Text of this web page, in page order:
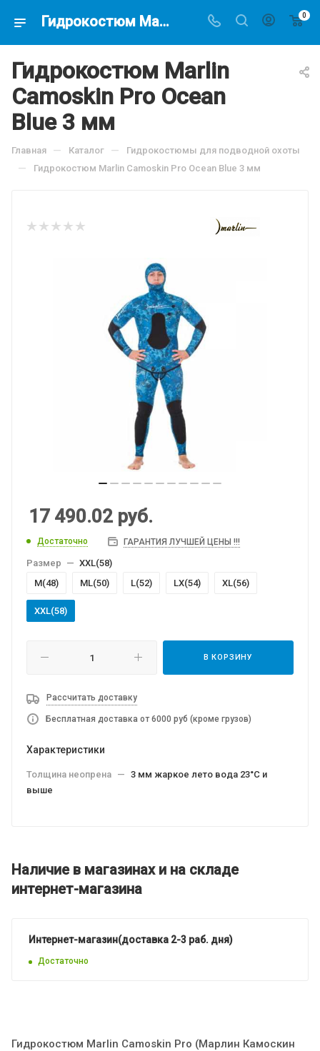
Гидрокостюм Marlin Camoskin Pro Ocean Blue 3 мм, по цене 17490.02 руб, купить в интернет-магазине подводной охоты Водолаз.РФ в Москве. - 0
Гидрокостюм Marlin
Camoskin Pro Ocean
Blue 3 мм
Главная — Каталог — Гидрокостюмы для подводной охоты
— Гидрокостюм Marlin Camoskin Pro Ocean Blue 3 мм
17 490.02 руб.
Достаточно ГАРАНТИЯ ЛУЧШЕЙ ЦЕНЫ !!!
Размер — XXL(58)
M(48)
МL(50) L(52) LХ(54) XL(56)
XXL(58)
В КОРЗИНУ
Рассчитать доставку
Бесплатная доставка от 6000 руб (кроме грузов)
Характеристики
Толщина неопрена — 3 мм жаркое лето вода 23°C и
выше
Наличие в магазинах и на складе
интернет-магазина
Интернет-магазин(доставка 2-3 раб. дня)
Достаточно
Гидрокостюм Marlin Camoskin Pro (Марлин Камоскин